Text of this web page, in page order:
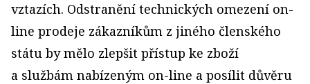
vztazích. Odstranění technických omezení on-
line prodeje zákazníkům z jiného členského
státu by mělo zlepšit přístup ke zboží
a službám nabízeným on-line a posílit důvěru